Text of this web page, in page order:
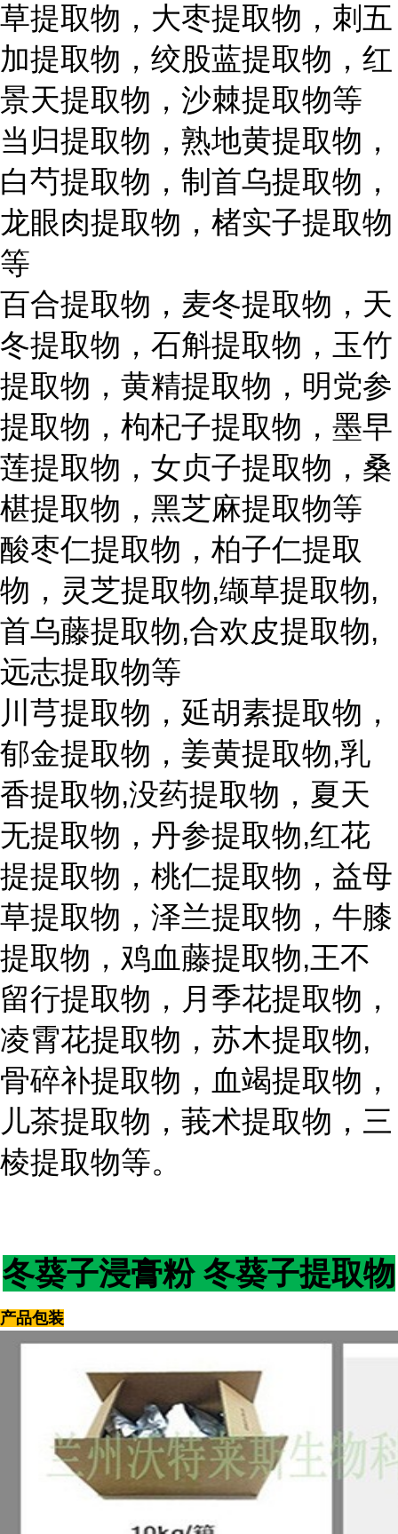
草提取物，大枣提取物，刺五
加提取物，绞股蓝提取物，红
景天提取物，沙棘提取物等
当归提取物，熟地黄提取物，
白芍提取物，制首乌提取物，
龙眼肉提取物，楮实子提取物
等
百合提取物，麦冬提取物，天
冬提取物，石斛提取物，玉竹
提取物，黄精提取物，明党参
提取物，枸杞子提取物，墨早
莲提取物，女贞子提取物，桑
椹提取物，黑芝麻提取物等
酸枣仁提取物，柏子仁提取
物，灵芝提取物,缬草提取物,
首乌藤提取物,合欢皮提取物,
远志提取物等
川芎提取物，延胡素提取物，
郁金提取物，姜黄提取物,乳
香提取物,没药提取物，夏天
无提取物，丹参提取物,红花
提提取物，桃仁提取物，益母
草提取物，泽兰提取物，牛膝
提取物，鸡血藤提取物,王不
留行提取物，月季花提取物，
凌霄花提取物，苏木提取物,
骨碎补提取物，血竭提取物，
儿茶提取物，莪术提取物，三
棱提取物等。
冬葵子浸膏粉 冬葵子提取物
产品包装